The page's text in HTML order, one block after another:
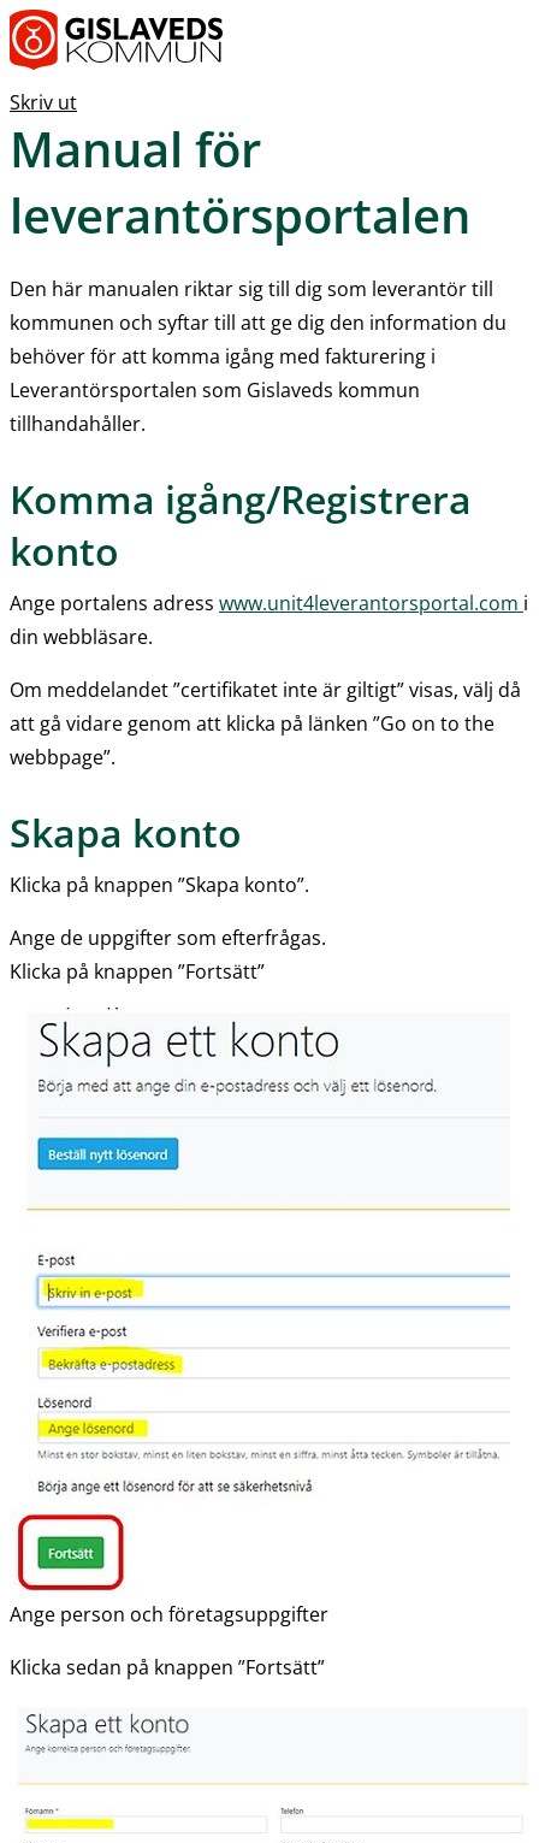
Skriv ut
Manual för
leverantörsportalen
Den här manualen riktar sig till dig som leverantör till
kommunen och syftar till att ge dig den information du
behöver för att komma igång med fakturering i
Leverantörsportalen som Gislaveds kommun
tillhandahåller.
Komma igång/Registrera
konto
Ange portalens adress www.unit4leverantorsportal.com i
din webbläsare.
Om meddelandet ”certifikatet inte är giltigt” visas, välj då
att gå vidare genom att klicka på länken ”Go on to the
webbpage”.
Skapa konto
Klicka på knappen ”Skapa konto”.
Ange de uppgifter som efterfrågas.
Klicka på knappen ”Fortsätt”
Ange person och företagsuppgifter
Klicka sedan på knappen ”Fortsätt”